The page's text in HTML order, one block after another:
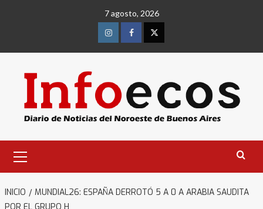
7 agosto, 2026
InstagramFacebookTwitter
primario
INICIO
MUNDIAL26: ESPAÑA DERROTÓ 5 A 0 A ARABIA SAUDITA